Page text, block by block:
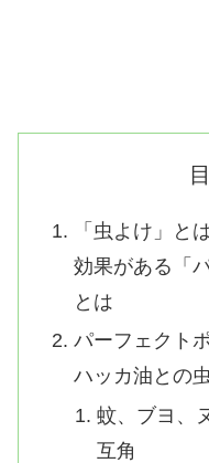
「虫よけ」と
効果がある「
とは
パーフェクト
ハッカ油との
蚊、ブヨ、
互角